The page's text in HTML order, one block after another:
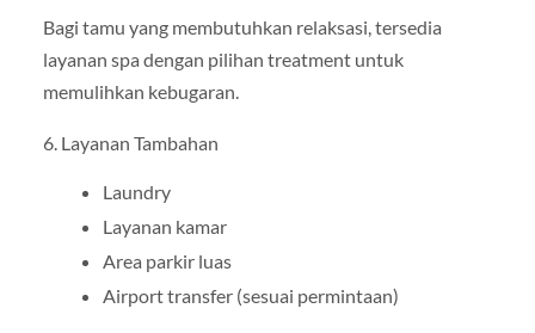
Bagi tamu yang membutuhkan relaksasi, tersedia
layanan spa dengan pilihan treatment untuk
memulihkan kebugaran.
6. Layanan Tambahan
Laundry
Layanan kamar
Area parkir luas
Airport transfer (sesuai permintaan)